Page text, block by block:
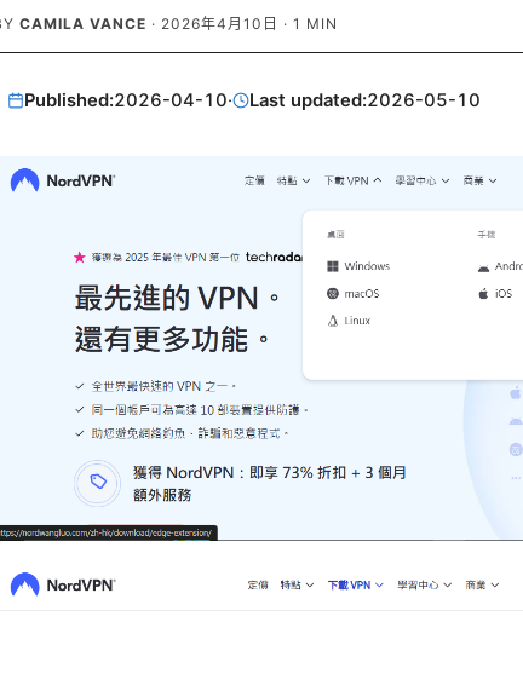
CAMILA VANCE · 2026年4月10日 · 1 MIN
Published:2026-04-10· Last updated:2026-05-10